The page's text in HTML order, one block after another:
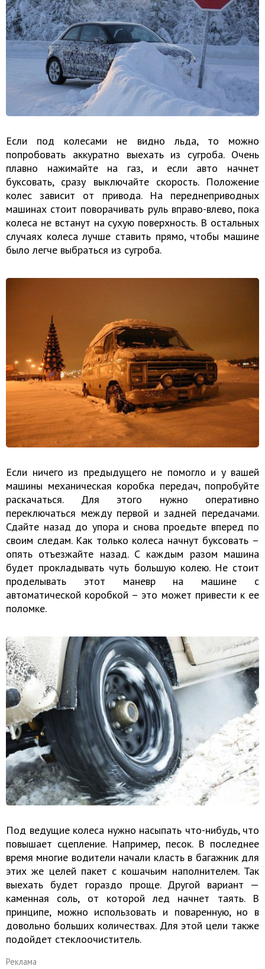
Если под колесами не видно льда, то можно
попробовать аккуратно выехать из сугроба. Очень
плавно нажимайте на газ, и если авто начнет
буксовать, сразу выключайте скорость. Положение
колес зависит от привода. На переднеприводных
машинах стоит поворачивать руль вправо-влево, пока
колеса не встанут на сухую поверхность. В остальных
случаях колеса лучше ставить прямо, чтобы машине
было легче выбраться из сугроба.
Если ничего из предыдущего не помогло и у вашей
машины механическая коробка передач, попробуйте
раскачаться. Для этого нужно оперативно
переключаться между первой и задней передачами.
Сдайте назад до упора и снова проедьте вперед по
своим следам. Как только колеса начнут буксовать –
опять отъезжайте назад. С каждым разом машина
будет прокладывать чуть большую колею. Не стоит
проделывать этот маневр на машине с
автоматической коробкой – это может привести к ее
поломке.
Под ведущие колеса нужно насыпать что-нибудь, что
повышает сцепление. Например, песок. В последнее
время многие водители начали класть в багажник для
этих же целей пакет с кошачьим наполнителем. Так
выехать будет гораздо проще. Другой вариант —
каменная соль, от которой лед начнет таять. В
принципе, можно использовать и поваренную, но в
довольно больших количествах. Для этой цели также
подойдет стеклоочиститель.
Реклама